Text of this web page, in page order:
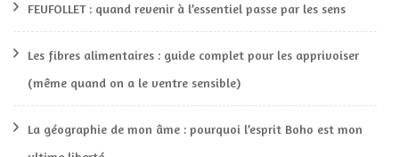
FEUFOLLET : quand revenir à l’essentiel passe par les sens
Les fibres alimentaires : guide complet pour les apprivoiser
(même quand on a le ventre sensible)
La géographie de mon âme : pourquoi l’esprit Boho est mon